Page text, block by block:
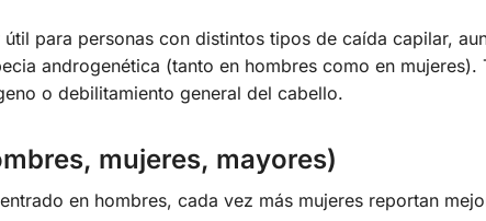
para personas con distintos tipos de caída capilar,
androgenética (tanto en hombres como en mujeres).
o debilitamiento general del cabello.
mujeres, mayores)
en hombres, cada vez más mujeres reportan